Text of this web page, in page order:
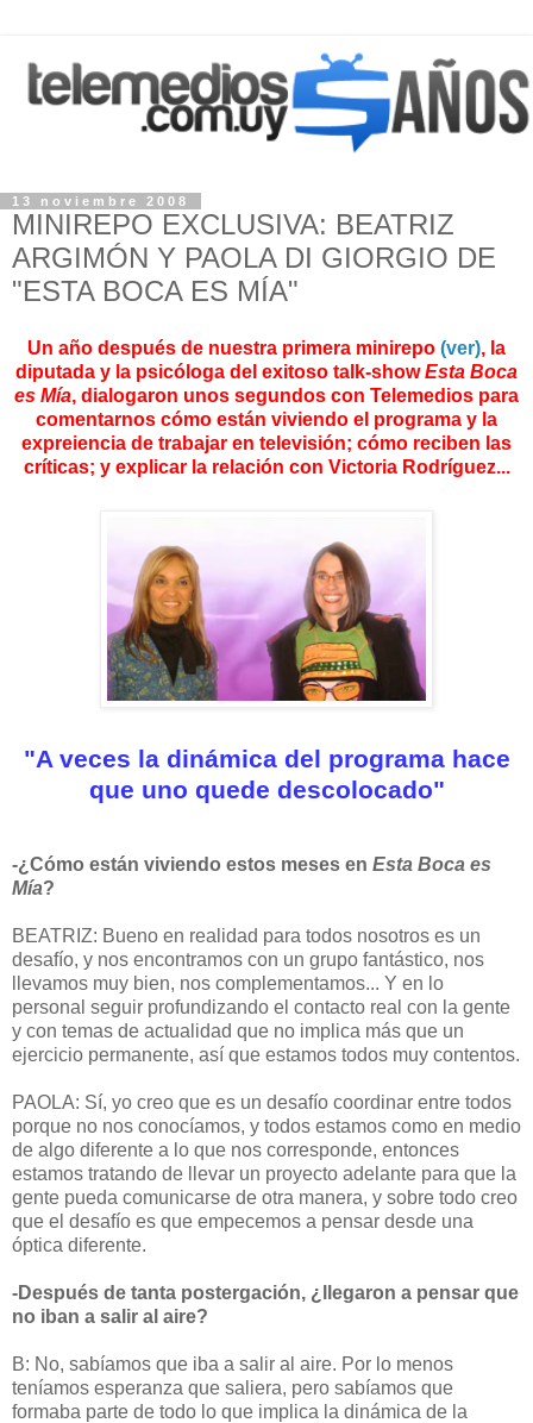
13 noviembre 2008
MINIREPO EXCLUSIVA: BEATRIZ
ARGIMÓN Y PAOLA DI GIORGIO DE
"ESTA BOCA ES MÍA"
Un año después de nuestra primera minirepo (ver), la
diputada y la psicóloga del exitoso talk-showEsta Boca
es Mía, dialogaron unos segundos con Telemedios para
comentarnos cómo están viviendo el programa y la
expreiencia de trabajar en televisión; cómo reciben las
críticas; y explicar la relación con Victoria Rodríguez...
"A veces la dinámica del programa hace
que uno quede descolocado"
-¿Cómo están viviendo estos meses en Esta Boca es
Mía?
BEATRIZ: Bueno en realidad para todos nosotros es un
desafío, y nos encontramos con un grupo fantástico, nos
llevamos muy bien, nos complementamos... Y en lo
personal seguir profundizando el contacto real con la gente
y con temas de actualidad que no implica más que un
ejercicio permanente, así que estamos todos muy contentos.
PAOLA: Sí, yo creo que es un desafío coordinar entre todos
porque no nos conocíamos, y todos estamos como en medio
de algo diferente a lo que nos corresponde, entonces
estamos tratando de llevar un proyecto adelante para que la
gente pueda comunicarse de otra manera, y sobre todo creo
que el desafío es que empecemos a pensar desde una
óptica diferente.
-Después de tanta postergación, ¿llegaron a pensar que
no iban a salir al aire?
B: No, sabíamos que iba a salir al aire. Por lo menos
teníamos esperanza que saliera, pero sabíamos que
formaba parte de todo lo que implica la dinámica de la